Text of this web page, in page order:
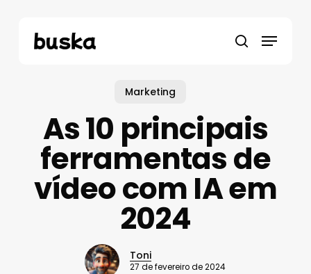
pesquisa
Menu
Marketing
As 10 principais
ferramentas de
vídeo com IA em
2024
Toni
27 de fevereiro de 2024